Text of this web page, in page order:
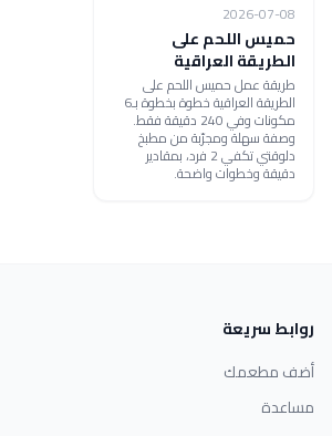
2026-07-08
حميس اللحم على
الطريقة العراقية
طريقة عمل حميس اللحم على
الطريقة العراقية خطوة بخطوة بـ6
مكونات وفي 240 دقيقة فقط.
وصفة سهلة ومجرّبة من مطبخ
دلوقتي تكفي 2 فرد، بمقادير
دقيقة وخطوات واضحة.
روابط سريعة
أضف مطعمك
مساعدة